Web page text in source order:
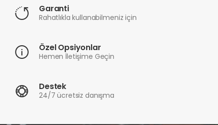
Garanti
Rahatlıkla kullanabilmeniz için
Özel Opsiyonlar
Hemen İletişime Geçin
Destek
24/7 ücretsiz danışma